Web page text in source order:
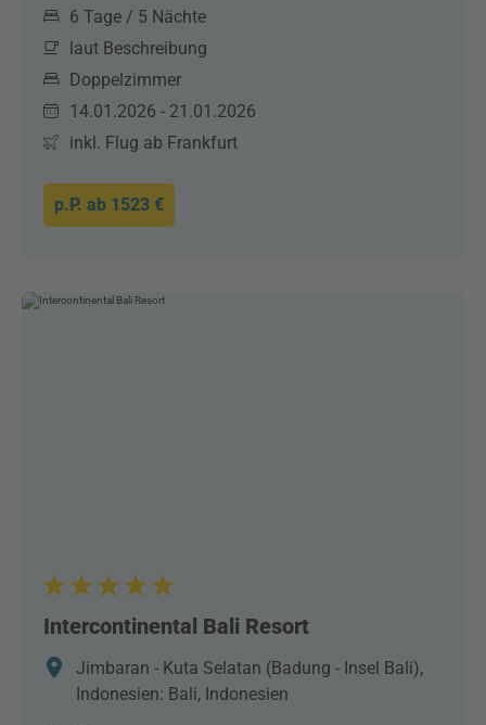
6 Tage / 5 Nächte
laut Beschreibung
Doppelzimmer
14.01.2026 - 21.01.2026
inkl. Flug ab Frankfurt
p.P. ab 1523 €
Intercontinental Bali Resort
Jimbaran - Kuta Selatan (Badung - Insel Bali),
Indonesien: Bali, Indonesien